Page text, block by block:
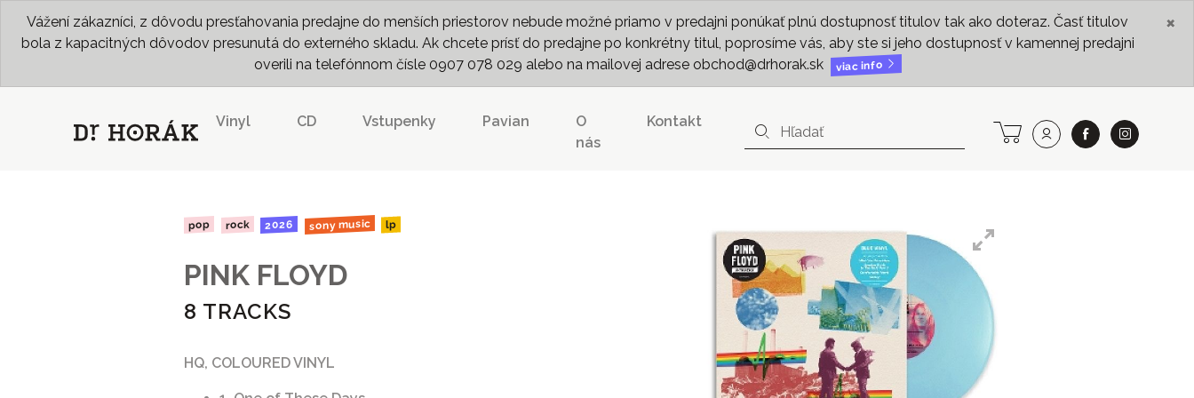
Vážení zákazníci, z dôvodu presťahovania predajne do menších priestorov nebude možné priamo v predajni ponúkať plnú dostupnosť titulov tak ako doteraz. Časť titulov
bola z kapacitných dôvodov presunutá do externého skladu. Ak chcete prísť do predajne po konkrétny titul, poprosíme vás, aby ste si jeho dostupnosť v kamennej predajni
overili na telefónnom čísle 0907 078 029 alebo na mailovej adrese obchod@drhorak.sk
viac info
×
Vinyl CD Vstupenky Pavian
O
nás
Kontakt
pop rock 2026 sony music lp
PINK FLOYD
8 TRACKS
HQ, COLOURED VINYL